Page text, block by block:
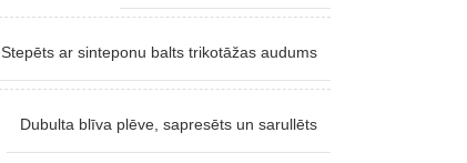
Stepēts ar sinteponu balts trikotāžas audums
Dubulta blīva plēve, sapresēts un sarullēts